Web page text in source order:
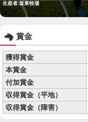
生産者:坂東牧場
賞金
獲得賞金
本賞金
付加賞金
収得賞金（平地）
収得賞金（障害）